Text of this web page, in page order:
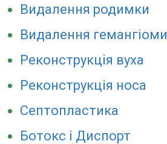
Видалення родимки
Видалення гемангіоми
Реконструкція вуха
Реконструкція носа
Септопластика
Ботокс і Диспорт